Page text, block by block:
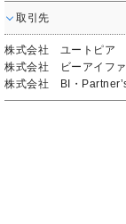
取引先
株式会社 ユートピア
株式会社 ビーアイファ
株式会社 BI・